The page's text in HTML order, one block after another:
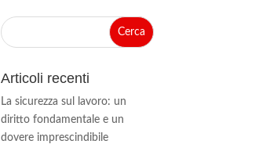
Articoli recenti
La sicurezza sul lavoro: un
diritto fondamentale e un
dovere imprescindibile